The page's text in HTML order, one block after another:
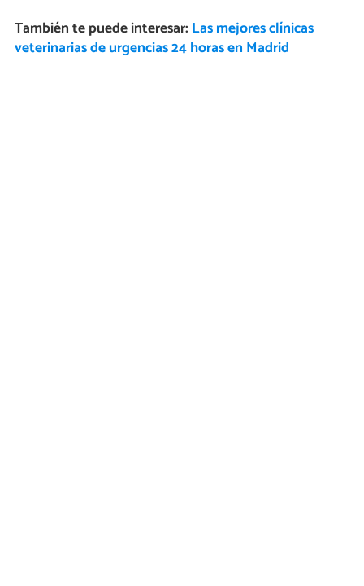
También te puede interesar: Las mejores clínicas
veterinarias de urgencias 24 horas en Madrid